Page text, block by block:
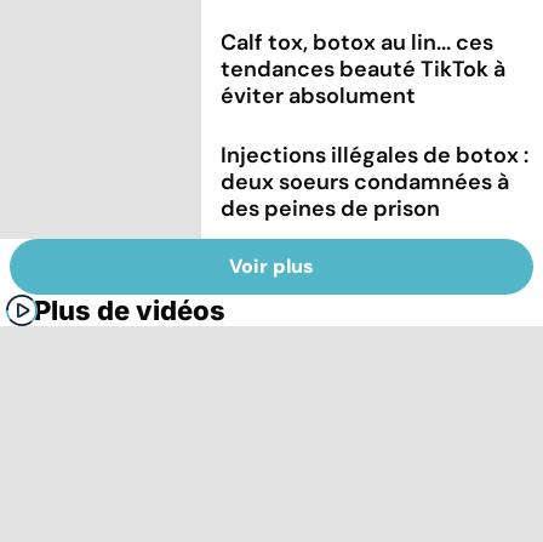
Calf tox, botox au lin... ces
tendances beauté TikTok à
éviter absolument
Injections illégales de botox :
deux soeurs condamnées à
des peines de prison
Voir plus
Plus de vidéos